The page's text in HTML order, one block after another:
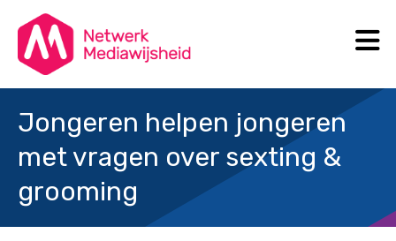
Jongeren helpen jongeren
met vragen over sexting &
grooming